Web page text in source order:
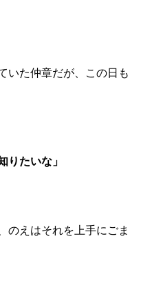
いた仲章だが、この日も
りたいな」
のえはそれを上手にごま